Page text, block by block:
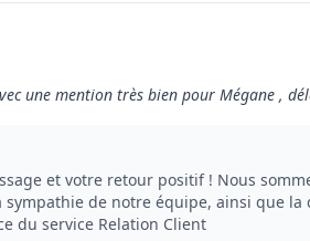
une mention très bien pour Mégane ,
et votre retour positif ! Nous
de notre équipe, ainsi que la
du service Relation Client